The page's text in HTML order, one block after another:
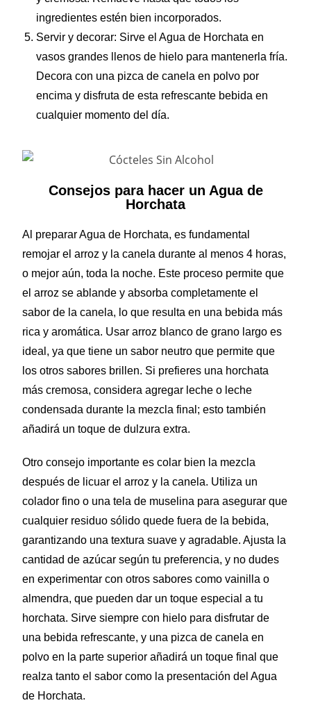
ingredientes estén bien incorporados.
Servir y decorar: Sirve el Agua de Horchata en
vasos grandes llenos de hielo para mantenerla fría.
Decora con una pizca de canela en polvo por
encima y disfruta de esta refrescante bebida en
cualquier momento del día.
Consejos para hacer un Agua de
Horchata
Al preparar Agua de Horchata, es fundamental
remojar el arroz y la canela durante al menos 4 horas,
o mejor aún, toda la noche. Este proceso permite que
el arroz se ablande y absorba completamente el
sabor de la canela, lo que resulta en una bebida más
rica y aromática. Usar arroz blanco de grano largo es
ideal, ya que tiene un sabor neutro que permite que
los otros sabores brillen. Si prefieres una horchata
más cremosa, considera agregar leche o leche
condensada durante la mezcla final; esto también
añadirá un toque de dulzura extra.
Otro consejo importante es colar bien la mezcla
después de licuar el arroz y la canela. Utiliza un
colador fino o una tela de muselina para asegurar que
cualquier residuo sólido quede fuera de la bebida,
garantizando una textura suave y agradable. Ajusta la
cantidad de azúcar según tu preferencia, y no dudes
en experimentar con otros sabores como vainilla o
almendra, que pueden dar un toque especial a tu
horchata. Sirve siempre con hielo para disfrutar de
una bebida refrescante, y una pizca de canela en
polvo en la parte superior añadirá un toque final que
realza tanto el sabor como la presentación del Agua
de Horchata.